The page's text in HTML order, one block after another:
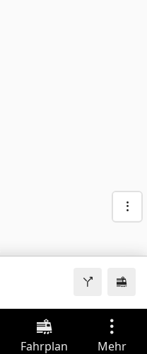
Fahrplan Mehr